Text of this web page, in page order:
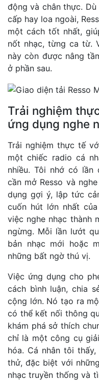
động và chân thực.
cấp hay loa ngoài,
một cách tốt nhất,
nốt nhạc, từng ca từ.
này còn được nâng
ở phần sau.
Trải nghiệm
ứng dụng nghe
Trải nghiệm thực tế
một chiếc radio cá
nhiều. Tôi nhớ có lần
cần mở Resso và
dụng gợi ý, lập tức
cuốn hút lớn nhất
việc nghe nhạc thành
ngừng. Mỗi lần lướt
bản nhạc mới hoặc
những bất ngờ thú vị.
Việc ứng dụng cho
cách bình luận, chia
cộng lớn. Nó tạo ra
có thể kết nối thông
khám phá sở thích
chỉ là một công cụ
hóa. Cá nhân tôi
thử, đặc biệt với
nhạc truyền thống và